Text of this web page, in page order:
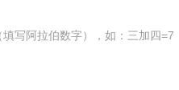
写阿拉伯数字），如：三加四=7